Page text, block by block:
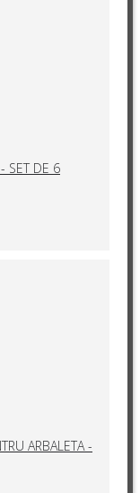
SET DE 6
ARBALETA -